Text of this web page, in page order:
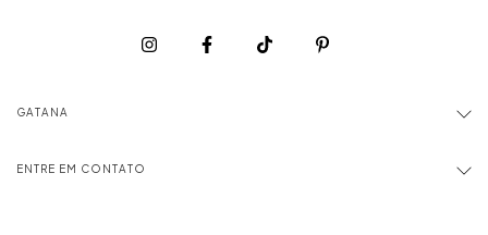
GATANA
ENTRE EM CONTATO